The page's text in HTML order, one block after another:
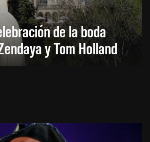
de la boda
y Tom Holland